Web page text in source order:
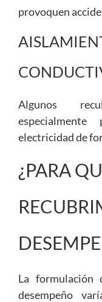
provoquen
Algunos
electricidad de
¿PARA
La formulación
desempeño